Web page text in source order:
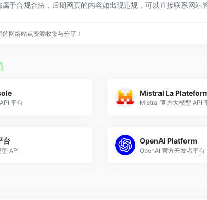
于合规合法，后期网页的内容如出现违规，可以直接联系网站
网络站点资源收集与分享！
平台
Mistral La
Mistral 官方大模型 API
台
API
OpenAI Platform
OpenAI 官方开发者平台